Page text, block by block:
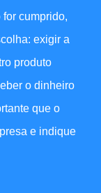
cumprido,
exigir a
produto
o dinheiro
que o
e indique